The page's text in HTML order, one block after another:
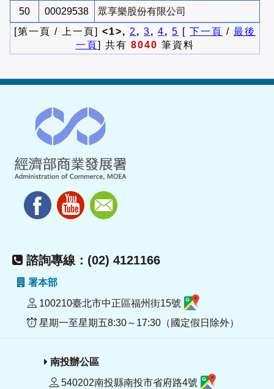
50 00029538
眾享樂股份有限公司
[第一頁 / 上一頁] <1>, 2 , 3, 4, 5 [ 下一頁 / 最後
一頁] 共有 8040 筆資料
諮詢專線：(02) 4121166
署本部
100210臺北市中正區福州街15號
星期一至星期五8:30～17:30（國定假日除外）
南投辦公區
540202南投縣南投市省府路4號